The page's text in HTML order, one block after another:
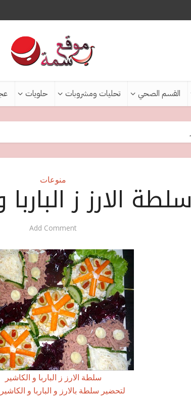
القسم الصحي تحليات ومشروبات حلويات
منوعات سلطة الارز ز
Add Comment
سلطة الارز ز الباربا و الكاشير
لتحضير سلطة بالارز و الباربا و